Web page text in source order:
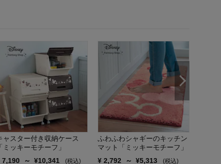
ャスター付き収納ケース
ミッキーモチーフ」
7,190 ～ ¥10,341 (税込)
ふわふわシャギーのキッチン
マット「ミッキーモチーフ」
¥ 2,792 ～ ¥5,313 (税込)